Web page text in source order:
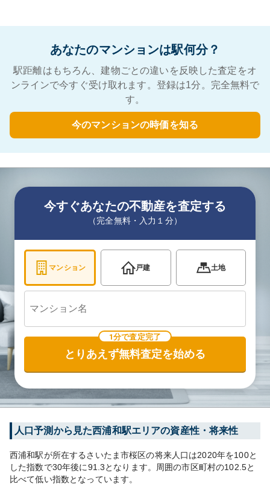
あなたのマンションは駅何分？
駅距離はもちろん、建物ごとの違いを反映した査定をオ
ンラインで今すぐ受け取れます。登録は1分。完全無料で
す。
今のマンションの時価を知る
今すぐあなたの不動産を査定する
（完全無料・入力１分）
マンション 戸建 土地
1分で査定完了
とりあえず無料査定を始める
人口予測から見た西浦和駅エリアの資産性・将来性
西浦和駅が所在するさいたま市桜区の将来人口は2020年を100と
した指数で30年後に91.3となります。 周囲の市区町村の102.5と
比べて低い指数となっています。